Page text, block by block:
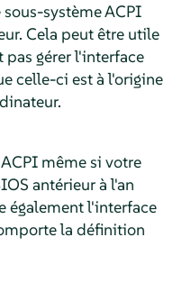
système ACPI
Cela peut être utile
gérer l'interface
celle-ci est à l'origine
même si votre
antérieur à l'an
également l'interface
la définition